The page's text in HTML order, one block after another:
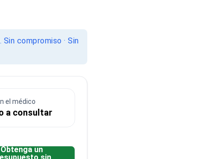
compromiso · Sin
el médico
a consultar
Obtenga un